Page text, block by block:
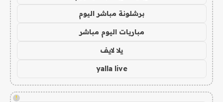
برشلونة مباشر اليوم
مباريات اليوم مباشر
يلا لايف
yalla live
!